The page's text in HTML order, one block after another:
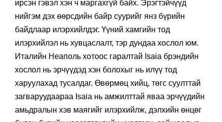
өөрийгөө илэрхийлэх хүсэл эрмэлзэл байсаар
ирсэн гэвэл хэн ч маргахгүй байх. Эрэгтэйчүүд
нийгэм дэх өөрсдийн байр суурийг янз бүрийн
байдлаар илэрхийлдэг. Үүний хамгийн тод
илэрхийлэл нь хувцаслалт, тэр дундаа хослол юм.
Италийн Неаполь хотоос гаралтай Isaia брэндийн
хослол нь эрчүүдэд хэн болохыг нь илүү тод
харуулахад тусалдаг. Өвөрмөц хийц, төгс суулттай
загваруудаараа Isaia нь амжилттай яваа эрчүүдийн